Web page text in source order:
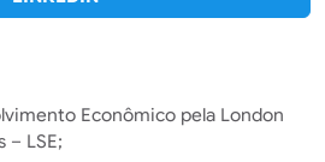
Econômico pela London
– LSE;